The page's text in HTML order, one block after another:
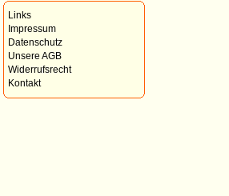
Links
Impressum
Datenschutz
Unsere AGB
Widerrufsrecht
Kontakt